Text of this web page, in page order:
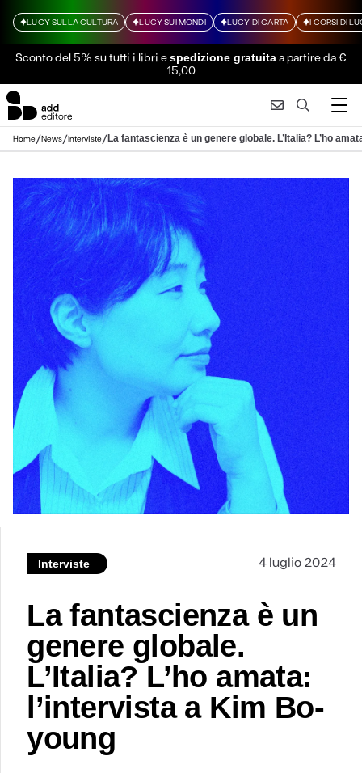
LUCY SULLA CULTURA LUCY SUI MONDI LUCY DI CARTA I CORSI DI
Sconto del 5% su tutti i libri espedizione gratuitaa partire da €
15,00
Home/News/Interviste/La fantascienza è un genere globale. L’Italia? L’ho
Interviste 4 luglio 2024
La fantascienza è un
genere globale.
L’Italia? L’ho amata:
l’intervista a Kim Bo-
young